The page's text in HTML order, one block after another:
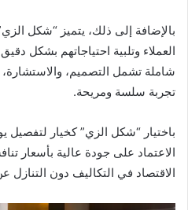
بالإضافة إلى ذلك، يتميز “شكل
العملاء وتلبية احتياجاتهم بشكل
شاملة تشمل التصميم، والاستشارة،
تجربة سلسة ومريحة.
باختيار “شكل الزي” كخيار لتفصيل
الاعتماد على جودة عالية بأسعار
الاقتصاد في التكاليف دون التنازل